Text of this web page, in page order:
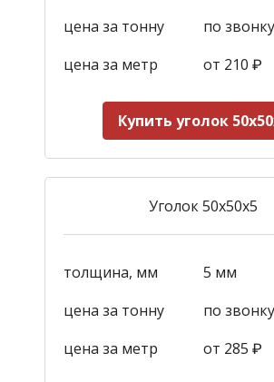
цена за тонну
по звонку
цена за метр
от 210 ₽
Купить уголок
Уголок 50х50х5
толщина, мм
5 мм
цена за тонну
по звонку
цена за метр
от 285 ₽